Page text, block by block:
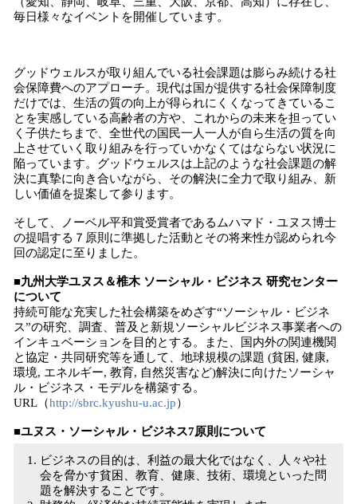
毎日様々なイベントを開催しています。
グッドウェルスが取り組んでいる社会課題は膨らみ続ける社
会保障費へのアプローチ。現代は国が提供する社会保障制度
だけでは、生活の質の向上が得られにくくなってきているこ
とを実感している高齢者の方や、これからの未来を担ってい
く子供たちまで、全世代の国民一人一人が自ら生活の質を向
上させていく取り組みを行っていかなくてはならない状況に
陥っています。グッドウェルスは上記のような社会課題の解
決に真摯に向き合いながら、その解決に全力で取り組み、新
しい価値を提案して参ります。
そして、ノーベル平和賞受賞者であるムハマド・ユヌス博士
の提唱する７原則に準拠した活動とその将来性が認められ今
回の認定に至りました。
■九州大学ユヌス＆椎木 ソーシャル・ビジネス 研究センター
について
持続可能な充実した社会構築をめざす“ソーシャル・ビジネ
ス”の研究、調査、普及と新規ソーシャルビジネス事業者への
インキュベーションを目的とする。また、国内外の関連機関
と協定・共同研究等を通して、地球規模の課題 (貧困, 健康,
環境, エネルギー, 教育, 自然災害など)解決に向けたソーシャ
ル・ビジネス・モデルを構築する。
URL（http://sbrc.kyushu-u.ac.jp）
■ユヌス・ソーシャル・ビジネス7原則について
ビジネスの目的は、利益の最大化ではなく、人々や社
会を脅かす貧困、教育、健康、技術、環境といった問
題を解決することです。